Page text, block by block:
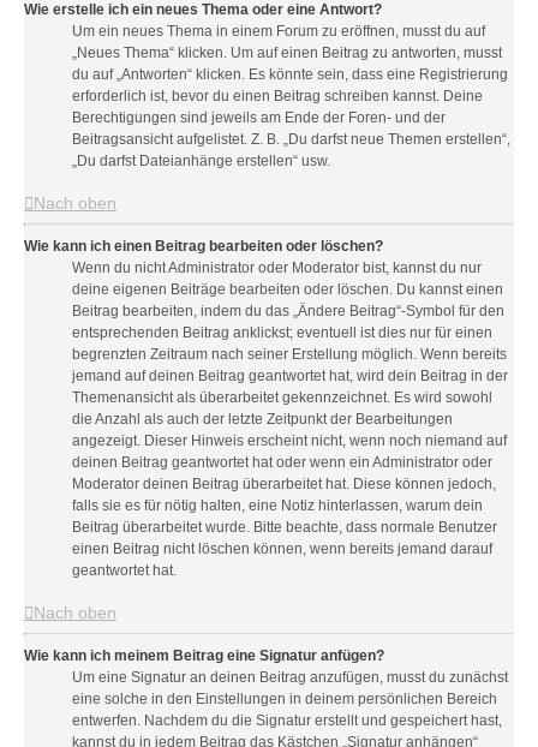
Wie erstelle ich ein neues Thema oder eine Antwort?
Um ein neues Thema in einem Forum zu eröffnen, musst du auf
„Neues Thema“ klicken. Um auf einen Beitrag zu antworten, musst
du auf „Antworten“ klicken. Es könnte sein, dass eine Registrierung
erforderlich ist, bevor du einen Beitrag schreiben kannst. Deine
Berechtigungen sind jeweils am Ende der Foren- und der
Beitragsansicht aufgelistet. Z. B. „Du darfst neue Themen erstellen“,
„Du darfst Dateianhänge erstellen“ usw.
Nach oben
Wie kann ich einen Beitrag bearbeiten oder löschen?
Wenn du nicht Administrator oder Moderator bist, kannst du nur
deine eigenen Beiträge bearbeiten oder löschen. Du kannst einen
Beitrag bearbeiten, indem du das „Ändere Beitrag“-Symbol für den
entsprechenden Beitrag anklickst; eventuell ist dies nur für einen
begrenzten Zeitraum nach seiner Erstellung möglich. Wenn bereits
jemand auf deinen Beitrag geantwortet hat, wird dein Beitrag in der
Themenansicht als überarbeitet gekennzeichnet. Es wird sowohl
die Anzahl als auch der letzte Zeitpunkt der Bearbeitungen
angezeigt. Dieser Hinweis erscheint nicht, wenn noch niemand auf
deinen Beitrag geantwortet hat oder wenn ein Administrator oder
Moderator deinen Beitrag überarbeitet hat. Diese können jedoch,
falls sie es für nötig halten, eine Notiz hinterlassen, warum dein
Beitrag überarbeitet wurde. Bitte beachte, dass normale Benutzer
einen Beitrag nicht löschen können, wenn bereits jemand darauf
geantwortet hat.
Nach oben
Wie kann ich meinem Beitrag eine Signatur anfügen?
Um eine Signatur an deinen Beitrag anzufügen, musst du zunächst
eine solche in den Einstellungen in deinem persönlichen Bereich
entwerfen. Nachdem du die Signatur erstellt und gespeichert hast,
kannst du in jedem Beitrag das Kästchen „Signatur anhängen“